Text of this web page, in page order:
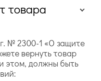
товара
№ 2300-1 «О защите
вернуть товар
этом, должны быть